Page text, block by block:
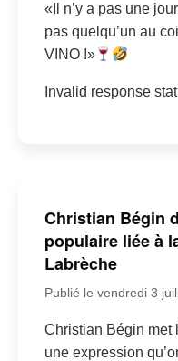
«Il n’y a pas une
pas quelqu’un au
VINO !»
Invalid response
Christian Bégin
populaire liée à
Labrèche
Publié le vendredi 3
Christian Bégin met
une expression